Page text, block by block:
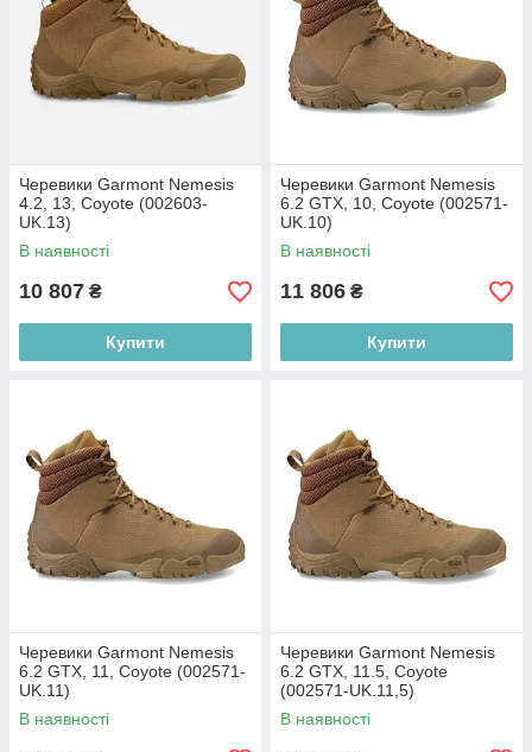
Черевики Garmont Nemesis
4.2, 13, Coyote (002603-
UK.13)
В наявності
10 807 ₴
Купити
Черевики Garmont Nemesis
6.2 GTX, 10, Coyote (002571-
UK.10)
В наявності
11 806 ₴
Купити
Черевики Garmont Nemesis
6.2 GTX, 11, Coyote (002571-
UK.11)
В наявності
Черевики Garmont Nemesis
6.2 GTX, 11.5, Coyote
(002571-UK.11,5)
В наявності